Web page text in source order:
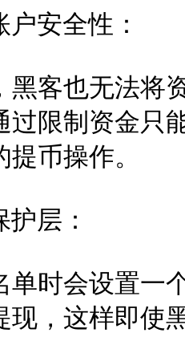
安全性：
黑客也无法将
过限制资金只
币操作。
层：
单时会设置一
现，这样即使